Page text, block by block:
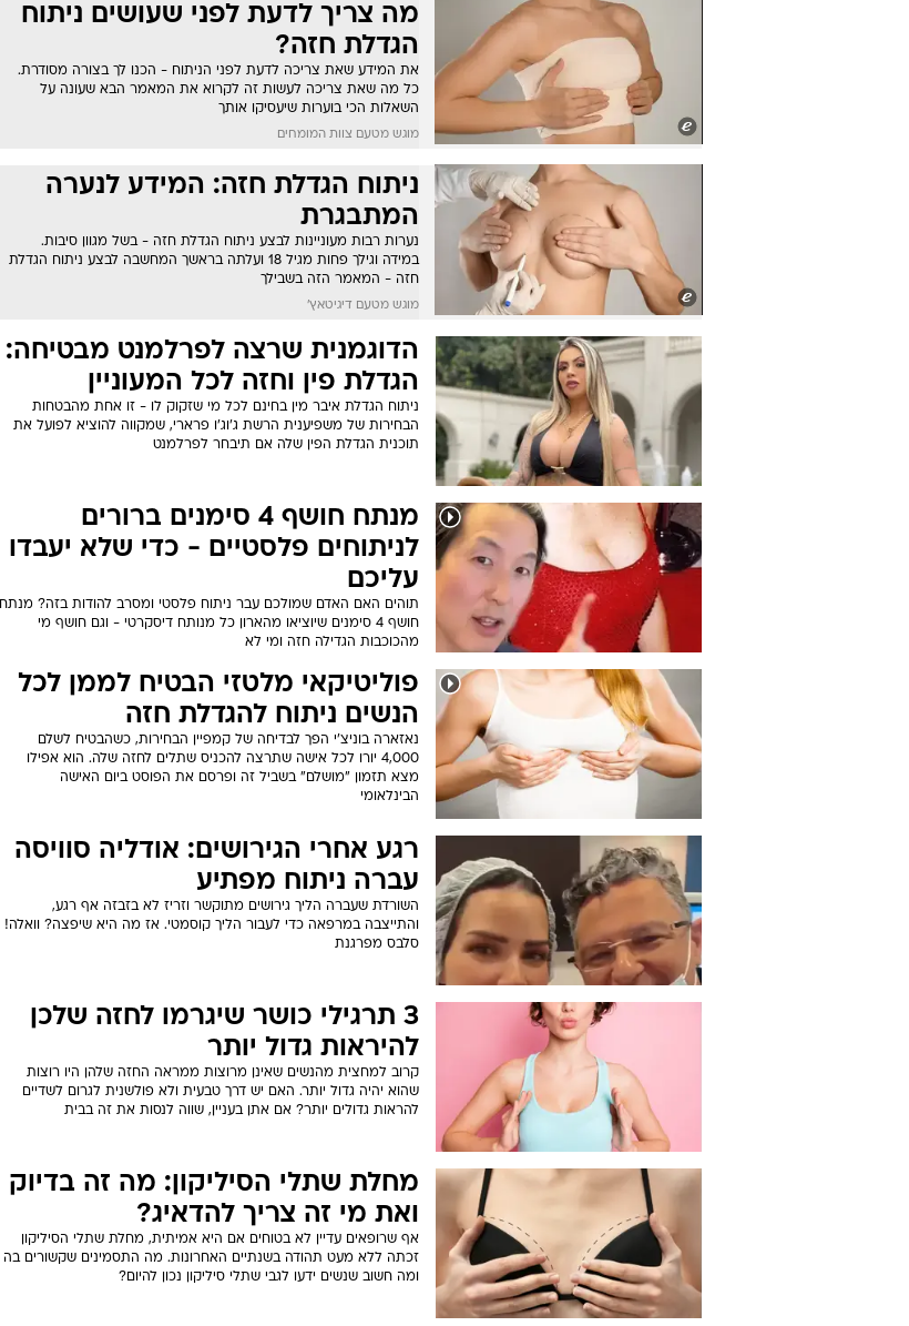
מה צריך לדעת לפני שעושים ניתוח
הגדלת חזה?
את המידע שאת צריכה לדעת לפני הניתוח - הכנו לך בצורה מסודרת.
כל מה שאת צריכה לעשות זה לקרוא את המאמר הבא שעונה על
השאלות הכי בוערות שיעסיקו אותך
מוגש מטעם צוות המומחים
ניתוח הגדלת חזה: המידע לנערה
המתבגרת
נערות רבות מעוניינות לבצע ניתוח הגדלת חזה - בשל מגוון סיבות.
במידה וגילך פחות מגיל 18 ועלתה בראשך המחשבה לבצע ניתוח הגדלת
חזה - המאמר הזה בשבילך
מוגש מטעם דיגיטאץ'
הדוגמנית שרצה לפרלמנט מבטיחה:
הגדלת פין וחזה לכל המעוניין
ניתוח הגדלת איבר מין בחינם לכל מי שזקוק לו - זו אחת מהבטחות
הבחירות של משפיענית הרשת ג'וג'ו פרארי, שמקווה להוציא לפועל את
תוכנית הגדלת הפין שלה אם תיבחר לפרלמנט
מנתח חושף 4 סימנים ברורים
לניתוחים פלסטיים - כדי שלא יעבדו
עליכם
תוהים האם האדם שמולכם עבר ניתוח פלסטי ומסרב להודות בזה? מנתח
חושף 4 סימנים שיוציאו מהארון כל מנותח דיסקרטי - וגם חושף מי
מהכוכבות הגדילה חזה ומי לא
פוליטיקאי מלטזי הבטיח לממן לכל
הנשים ניתוח להגדלת חזה
נאזארה בוניצ'י הפך לבדיחה של קמפיין הבחירות, כשהבטיח לשלם
4,000 יורו לכל אישה שתרצה להכניס שתלים לחזה שלה. הוא אפילו
מצא תזמון "מושלם" בשביל זה ופרסם את הפוסט ביום האישה
הבינלאומי
רגע אחרי הגירושים: אודליה סוויסה
עברה ניתוח מפתיע
השורדת שעברה הליך גירושים מתוקשר וזריז לא בזבזה אף רגע,
והתייצבה במרפאה כדי לעבור הליך קוסמטי. אז מה היא שיפצה? וואלה!
סלבס מפרגנת
3 תרגילי כושר שיגרמו לחזה שלכן
להיראות גדול יותר
קרוב למחצית מהנשים שאינן מרוצות ממראה החזה שלהן היו רוצות
שהוא יהיה גדול יותר. האם יש דרך טבעית ולא פולשנית לגרום לשדיים
להראות גדולים יותר? אם אתן בעניין, שווה לנסות את זה בבית
מחלת שתלי הסיליקון: מה זה בדיוק
ואת מי זה צריך להדאיג?
אף שרופאים עדיין לא בטוחים אם היא אמיתית, מחלת שתלי הסיליקון
זכתה ללא מעט תהודה בשנתיים האחרונות. מה התסמינים שקשורים בה
ומה חשוב שנשים ידעו לגבי שתלי סיליקון נכון להיום?